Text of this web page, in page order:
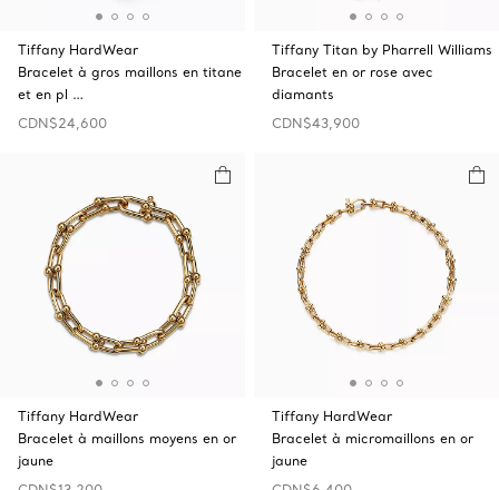
Tiffany HardWear
Bracelet à gros maillons en titane
et en pl …
CDN$24,600
Tiffany Titan by Pharrell Williams
Bracelet en or rose avec
diamants
CDN$43,900
Tiffany HardWear
Bracelet à maillons moyens en or
jaune
Tiffany HardWear
Bracelet à micromaillons en or
jaune